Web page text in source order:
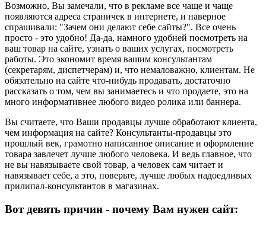
Возможно, Вы замечали, что в рекламе все чаще и чаще
появляются адреса страничек в интернете, и наверное
спрашивали: "Зачем они делают себе сайты?". Все очень
просто - это удобно! Да-да, намного удобней посмотреть на
ваш товар на сайте, узнать о ваших услугах, посмотреть
работы. Это экономит время вашим консультантам
(секретарям, диспетчерам) и, что немаловажно, клиентам. Не
обязательно на сайте что-нибудь продавать, достаточно
рассказать о том, чем вы занимаетесь и что продаете, это на
много информативнее любого видео ролика или баннера.
Вы считаете, что Ваши продавцы лучше обработают клиента,
чем информация на сайте? Консультанты-продавцы это
прошлый век, грамотно написанное описание и оформление
товара завлечет лучше любого человека. И ведь главное, что
не вы навязываете свой товар, а человек сам читает и
навязывает себе, а это, поверьте, лучше любых надоедливых
прилипал-консультантов в магазинах.
Вот девять причин - почему Вам нужен сайт: